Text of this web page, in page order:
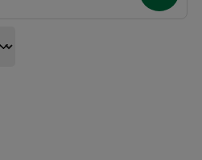
zu gestalten. Bitte